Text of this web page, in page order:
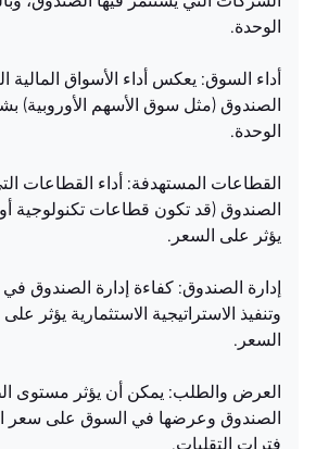
الوحدة.
أداء السوق: يعكس أداء الأسواق المالية
الصندوق (مثل سوق الأسهم الأوروبية)
الوحدة.
القطاعات المستهدفة: أداء القطاعات
الصندوق (قد تكون قطاعات تكنولوجية
يؤثر على السعر.
إدارة الصندوق: كفاءة إدارة الصندوق في
وتنفيذ الاستراتيجية الاستثمارية يؤثر على
السعر.
العرض والطلب: يمكن أن يؤثر مستوى
الصندوق وعرضها في السوق على سعر
فترات التقلبات.